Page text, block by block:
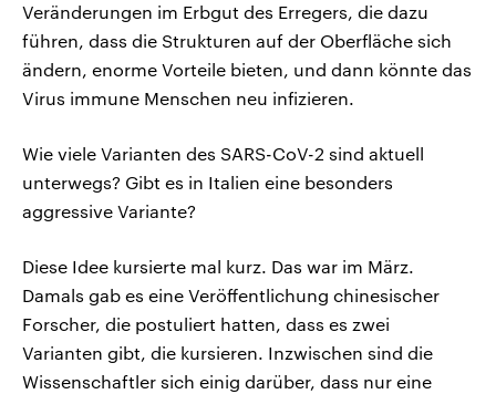
Veränderungen im Erbgut des Erregers, die dazu
führen, dass die Strukturen auf der Oberfläche sich
ändern, enorme Vorteile bieten, und dann könnte das
Virus immune Menschen neu infizieren.
Wie viele Varianten des SARS-CoV-2 sind aktuell
unterwegs? Gibt es in Italien eine besonders
aggressive Variante?
Diese Idee kursierte mal kurz. Das war im März.
Damals gab es eine Veröffentlichung chinesischer
Forscher, die postuliert hatten, dass es zwei
Varianten gibt, die kursieren. Inzwischen sind die
Wissenschaftler sich einig darüber, dass nur eine